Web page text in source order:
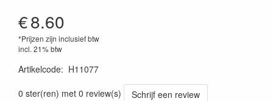
€8.60
*Prijzen zijn inclusief btw
incl. 21% btw
Artikelcode: H11077
0 ster(ren) met 0 review(s)
Schrijf een review